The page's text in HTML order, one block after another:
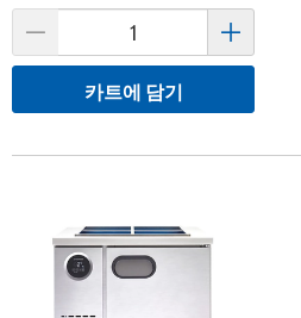
카트에 담기